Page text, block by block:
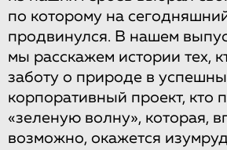
по которому на
продвинулся. В нашем
мы расскажем истории тех,
заботу о природе в
корпоративный проект, кто
«зеленую волну», которая,
возможно, окажется